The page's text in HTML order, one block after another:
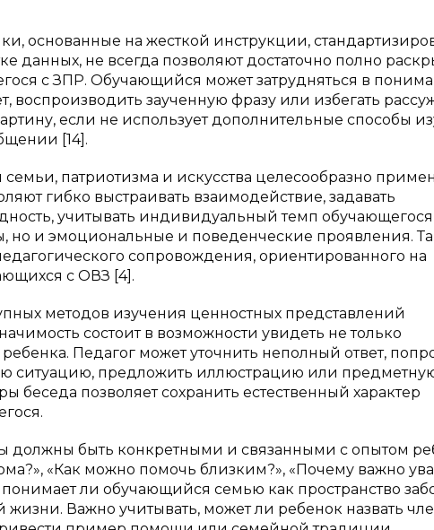
основанные на жесткой инструкции,
данных, не всегда позволяют достаточно полно
с ЗПР. Обучающийся может затрудняться в
воспроизводить заученную фразу или избегать
если не использует дополнительные способы
[14].
патриотизма и искусства целесообразно
гибко выстраивать взаимодействие, задавать
учитывать индивидуальный темп
но и эмоциональные и поведенческие проявления.
сопровождения, ориентированного на
с ОВЗ [4].
методов изучения ценностных представлений
состоит в возможности увидеть не только
Педагог может уточнить неполный ответ,
ситуацию, предложить иллюстрацию или
беседа позволяет сохранить естественный характер
должны быть конкретными и связанными с опытом
«Как можно помочь близким?», «Почему важно
ли обучающийся семью как пространство
Важно учитывать, может ли ребенок назвать